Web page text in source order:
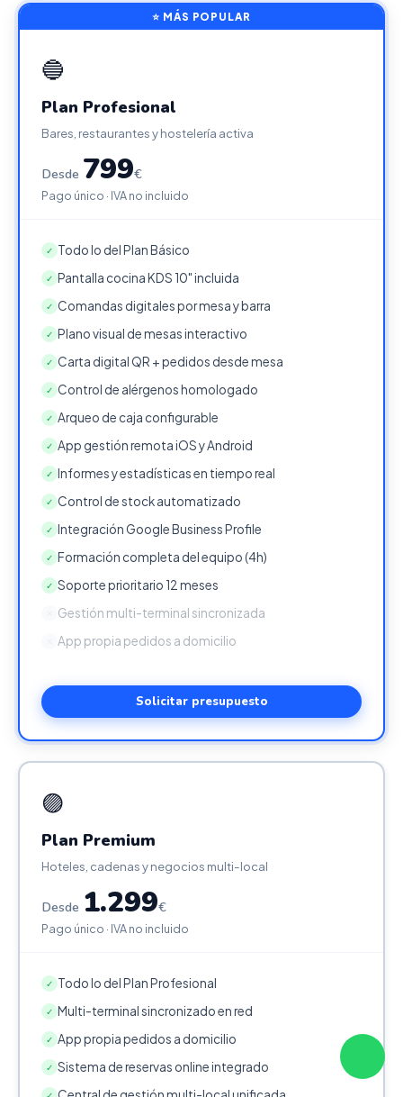
⭐ MÁS POPULAR
🔵
Plan Profesional
Bares, restaurantes y hostelería activa
Desde 799€
Pago único · IVA no incluido
✓ Todo lo del Plan Básico
✓ Pantalla cocina KDS 10" incluida
✓ Comandas digitales por mesa y barra
✓ Plano visual de mesas interactivo
✓ Carta digital QR + pedidos desde mesa
✓ Control de alérgenos homologado
✓ Arqueo de caja configurable
✓ App gestión remota iOS y Android
✓ Informes y estadísticas en tiempo real
✓ Control de stock automatizado
✓ Integración Google Business Profile
✓ Formación completa del equipo (4h)
✓ Soporte prioritario 12 meses
Gestión multi-terminal sincronizada
App propia pedidos a domicilio
Solicitar presupuesto
🟣
Plan Premium
Hoteles, cadenas y negocios multi-local
Desde 1.299€
Pago único · IVA no incluido
✓ Todo lo del Plan Profesional
✓ Multi-terminal sincronizado en red
✓ App propia pedidos a domicilio
✓ Sistema de reservas online integrado